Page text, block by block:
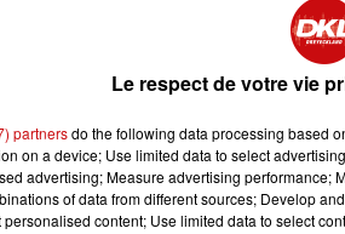
de quartiers qui feront
Dès cette année,
Le respect de votre vie
partnersdo the following data processing based
on a device; Use limited data to select
advertising; Measure advertising performance;
of data from different sources; Develop
content; Use limited data to select